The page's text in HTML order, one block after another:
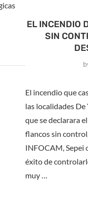
EL INCENDIO
SIN
El incendio que
las localidades
que se declarara
flancos sin
INFOCAM, Sepei
éxito de
muy …